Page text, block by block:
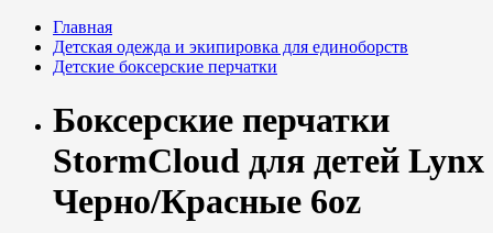
Главная
Детская одежда и экипировка для единоборств
Детские боксерские перчатки
Боксерские перчатки
StormCloud для детей Lynx
Черно/Красные 6oz